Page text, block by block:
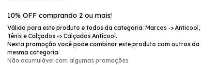
10% OFF comprando 2 ou mais!
Válido para este produto e todos da categoria: Marcas -> Anticool,
Tênis e Calçados -> Calçados Anticool.
Nesta promoção você pode combinar este produto com outros da
mesma categoria.
Não acumulável com algumas promoções